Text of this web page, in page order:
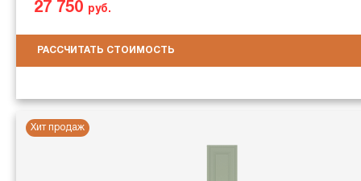
27 750 руб.
РАССЧИТАТЬ СТОИМОСТЬ
Хит продаж